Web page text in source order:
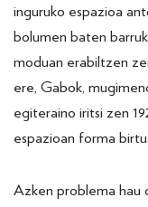
inguruko espazioa
bolumen baten
moduan erabiltzen
ere, Gabok,
egiteraino iritsi zen
espazioan forma
Azken problema hau